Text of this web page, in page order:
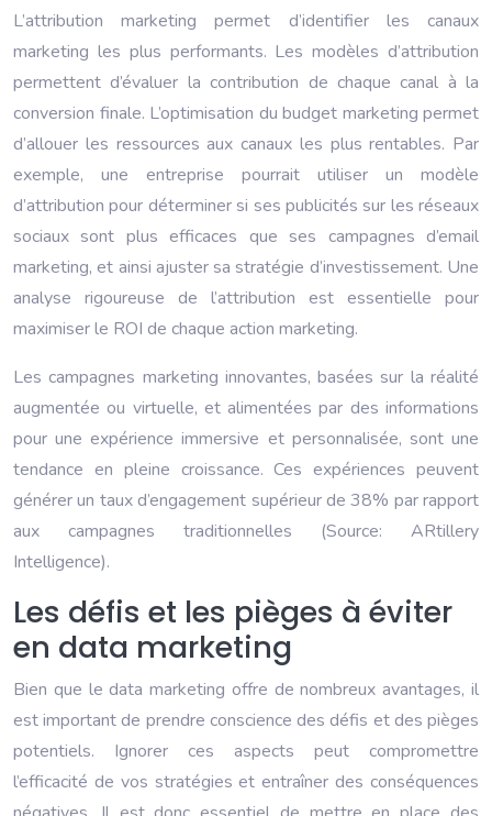
L’attribution marketing permet d’identifier les canaux
marketing les plus performants. Les modèles d’attribution
permettent d’évaluer la contribution de chaque canal à la
conversion finale. L’optimisation du budget marketing permet
d’allouer les ressources aux canaux les plus rentables. Par
exemple, une entreprise pourrait utiliser un modèle
d’attribution pour déterminer si ses publicités sur les réseaux
sociaux sont plus efficaces que ses campagnes d’email
marketing, et ainsi ajuster sa stratégie d’investissement. Une
analyse rigoureuse de l’attribution est essentielle pour
maximiser le ROI de chaque action marketing.
Les campagnes marketing innovantes, basées sur la réalité
augmentée ou virtuelle, et alimentées par des informations
pour une expérience immersive et personnalisée, sont une
tendance en pleine croissance. Ces expériences peuvent
générer un taux d’engagement supérieur de 38% par rapport
aux campagnes traditionnelles (Source: ARtillery
Intelligence).
Les défis et les pièges à éviter
en data marketing
Bien que le data marketing offre de nombreux avantages, il
est important de prendre conscience des défis et des pièges
potentiels. Ignorer ces aspects peut compromettre
l’efficacité de vos stratégies et entraîner des conséquences